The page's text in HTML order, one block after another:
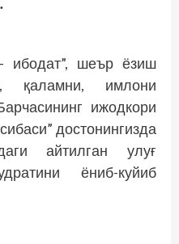
шеър ёзиш
қаламни, имлони
ижодкори
достонингизда
айтилган улуғ
ёниб-куйиб